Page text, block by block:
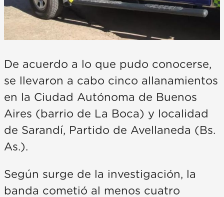
De acuerdo a lo que pudo conocerse,
se llevaron a cabo cinco allanamientos
en la Ciudad Autónoma de Buenos
Aires (barrio de La Boca) y localidad
de Sarandí, Partido de Avellaneda (Bs.
As.).
Según surge de la investigación, la
banda cometió al menos cuatro